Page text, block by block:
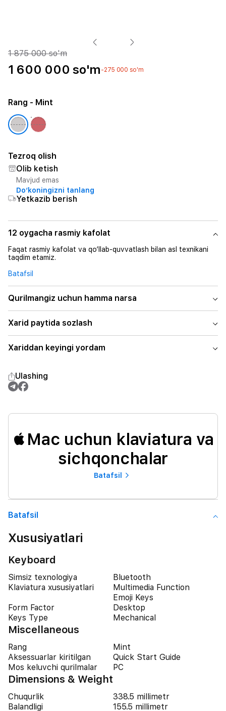
1 875 000 so'm
1 600 000 so'm -275 000 so'm
Rang - Mint
Tezroq olish
Olib ketish
Mavjud emas
Do‘koningizni tanlang
Yetkazib berish
12 oygacha rasmiy kafolat
Faqat rasmiy kafolat va qo‘llab-quvvatlash bilan asl texnikani
taqdim etamiz.
Batafsil
Qurilmangiz uchun hamma narsa
Xarid paytida sozlash
Xariddan keyingi yordam
Ulashing
Mac uchun klaviatura va
sichqonchalar
Batafsil
Batafsil
Xususiyatlari
Keyboard
Simsiz texnologiya
Bluetooth
Klaviatura xususiyatlari
Multimedia Function
Emoji Keys
Form Factor
Desktop
Keys Type
Mechanical
Miscellaneous
Rang
Mint
Aksessuarlar kiritilgan
Quick Start Guide
Mos keluvchi qurilmalar
PC
Dimensions & Weight
Chuqurlik
338.5 millimetr
Balandligi
155.5 millimetr